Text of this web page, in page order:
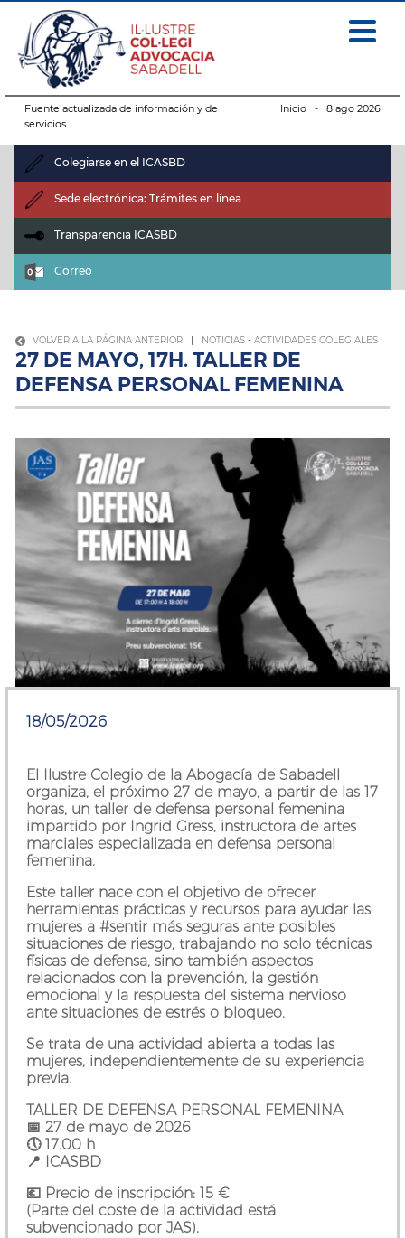
Fuente actualizada de información y de
servicios
Inicio- 8 ago 2026
Colegiarse en el ICASBD
Sede electrónica: Trámites en línea
Transparencia ICASBD
Correo
VOLVER A LA PÁGINA ANTERIOR | NOTICIAS - ACTIVIDADES COLEGIALES
27 DE MAYO, 17H. TALLER DE
DEFENSA PERSONAL FEMENINA
18/05/2026
El Ilustre Colegio de la Abogacía de Sabadell
organiza, el próximo 27 de mayo, a partir de las 17
horas, un taller de defensa personal femenina
impartido por Ingrid Gress, instructora de artes
marciales especializada en defensa personal
femenina.
Este taller nace con el objetivo de ofrecer
herramientas prácticas y recursos para ayudar las
mujeres a #sentir más seguras ante posibles
situaciones de riesgo, trabajando no solo técnicas
físicas de defensa, sino también aspectos
relacionados con la prevención, la gestión
emocional y la respuesta del sistema nervioso
ante situaciones de estrés o bloqueo.
Se trata de una actividad abierta a todas las
mujeres, independientemente de su experiencia
previa.
TALLER DE DEFENSA PERSONAL FEMENINA
📅 27 de mayo de 2026
🕔 17.00 h
📍 ICASBD
💶 Precio de inscripción: 15 €
(Parte del coste de la actividad está
subvencionado por JAS).